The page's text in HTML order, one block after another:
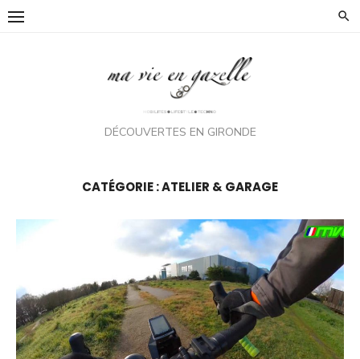
Skip
DÉCOUVERTES EN GIRONDE
CATÉGORIE :ATELIER & GARAGE